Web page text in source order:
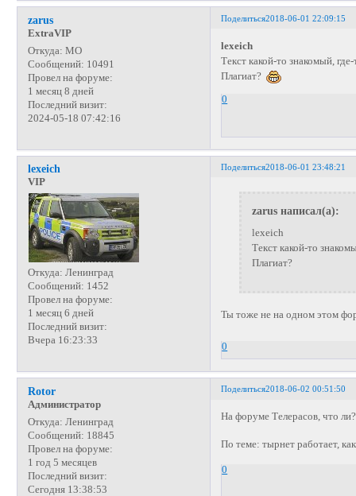
Поделиться2018-06-01 22:09:15
zarus
ExtraVIP
Откуда: МО
Сообщений: 10491
Провел на форуме:
1 месяц 8 дней
Последний визит:
2024-05-18 07:42:16
lexeich
Текст какой-то знакомый,
Плагиат?
0
Поделиться2018-06-01 23:48:21
lexeich
VIP
Откуда: Ленинград
Сообщений: 1452
Провел на форуме:
1 месяц 6 дней
Последний визит:
Вчера 16:23:33
zarus написал(а):
lexeich
Текст какой-то
Плагиат?
Ты тоже не на одном этом
0
Поделиться2018-06-02 00:51:50
Rotor
Администратор
Откуда: Ленинград
Сообщений: 18845
Провел на форуме:
1 год 5 месяцев
Последний визит:
Сегодня 13:38:53
На форуме Телерасов, что
По теме: тырнет работает,
0